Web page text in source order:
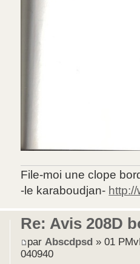
File-moi une clope
-le karaboudjan-
Re: Avis 208D
par Abscdpsd » 01
040940